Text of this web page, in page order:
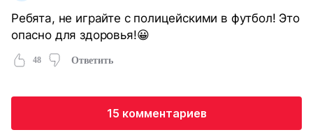
Ребята, не играйте с полицейскими в футбол! Это
опасно для здоровья!😀
48 Ответить
15 комментариев